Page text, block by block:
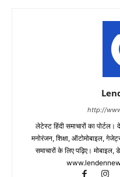
http://
लेटेस्ट हिंदी समाचारों का पोर्टल।
मनोरंजन, शिक्षा, ऑटोमोबाइल,
समाचारों के लिए पढ़िए।